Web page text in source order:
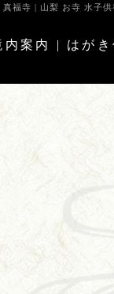
福寺 | 山梨 お寺 水子
内案内 | はがき